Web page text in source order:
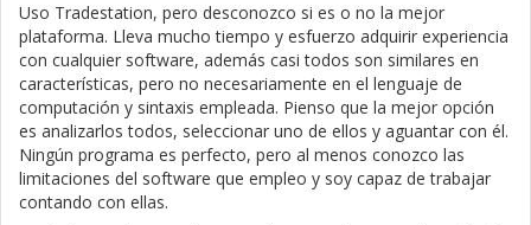
Uso Tradestation, pero desconozco si es o no la mejor
plataforma. Lleva mucho tiempo y esfuerzo adquirir experiencia
con cualquier software, además casi todos son similares en
características, pero no necesariamente en el lenguaje de
computación y sintaxis empleada. Pienso que la mejor opción
es analizarlos todos, seleccionar uno de ellos y aguantar con él.
Ningún programa es perfecto, pero al menos conozco las
limitaciones del software que empleo y soy capaz de trabajar
contando con ellas.